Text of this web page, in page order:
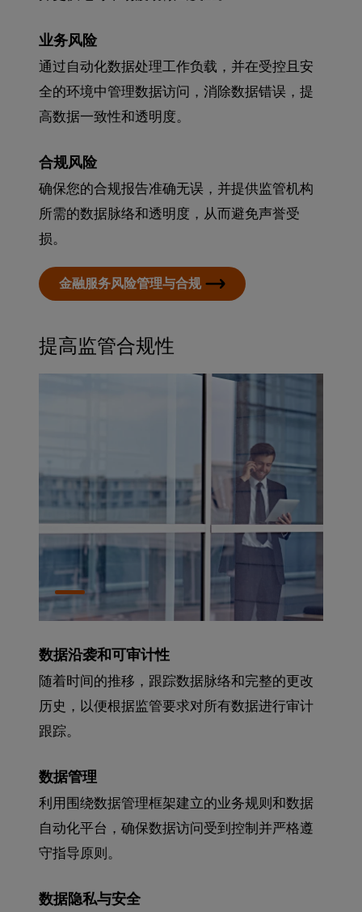
业务风险
通过自动化数据处理工作负载，并在受控且安
全的环境中管理数据访问，消除数据错误，提
高数据一致性和透明度。
合规风险
确保您的合规报告准确无误，并提供监管机构
所需的数据脉络和透明度，从而避免声誉受
损。
金融服务风险管理与合规
提高监管合规性
数据沿袭和可审计性
随着时间的推移，跟踪数据脉络和完整的更改
历史，以便根据监管要求对所有数据进行审计
跟踪。
数据管理
利用围绕数据管理框架建立的业务规则和数据
自动化平台，确保数据访问受到控制并严格遵
守指导原则。
数据隐私与安全